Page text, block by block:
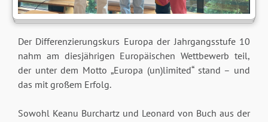
Der Differenzierungskurs Europa der Jahrgangsstufe 10
nahm am diesjährigen Europäischen Wettbewerb teil,
der unter dem Motto „Europa (un)limited“ stand – und
das mit großem Erfolg.
Sowohl Keanu Burchartz und Leonard von Buch aus der